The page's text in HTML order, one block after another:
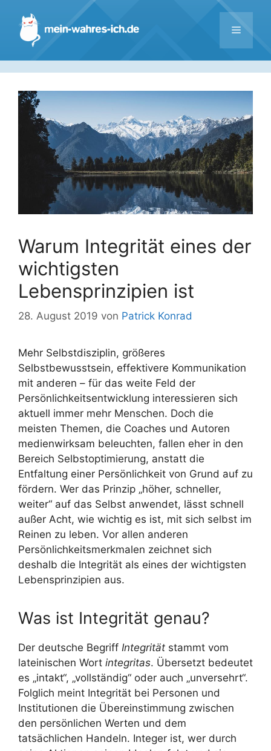
Inhalt
springen
Menü
Warum Integrität eines der
wichtigsten
Lebensprinzipien ist
28. August 2019 von Patrick Konrad
Mehr Selbstdisziplin, größeres
Selbstbewusstsein, effektivere Kommunikation
mit anderen – für das weite Feld der
Persönlichkeitsentwicklung interessieren sich
aktuell immer mehr Menschen. Doch die
meisten Themen, die Coaches und Autoren
medienwirksam beleuchten, fallen eher in den
Bereich Selbstoptimierung, anstatt die
Entfaltung einer Persönlichkeit von Grund auf zu
fördern. Wer das Prinzip „höher, schneller,
weiter“ auf das Selbst anwendet, lässt schnell
außer Acht, wie wichtig es ist, mit sich selbst im
Reinen zu leben. Vor allen anderen
Persönlichkeitsmerkmalen zeichnet sich
deshalb die Integrität als eines der wichtigsten
Lebensprinzipien aus.
Was ist Integrität genau?
Der deutsche Begriff Integrität stammt vom
lateinischen Wort integritas. Übersetzt bedeutet
es „intakt“, „vollständig“ oder auch „unversehrt“.
Folglich meint Integrität bei Personen und
Institutionen die Übereinstimmung zwischen
den persönlichen Werten und dem
tatsächlichen Handeln. Integer ist, wer durch